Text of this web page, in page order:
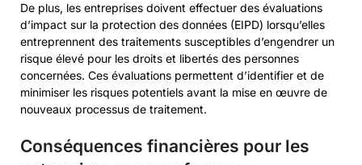
De plus, les entreprises doivent effectuer des évaluations
d’impact sur la protection des données (EIPD) lorsqu’elles
entreprennent des traitements susceptibles d’engendrer un
risque élevé pour les droits et libertés des personnes
concernées. Ces évaluations permettent d’identifier et de
minimiser les risques potentiels avant la mise en œuvre de
nouveaux processus de traitement.
Conséquences financières pour les